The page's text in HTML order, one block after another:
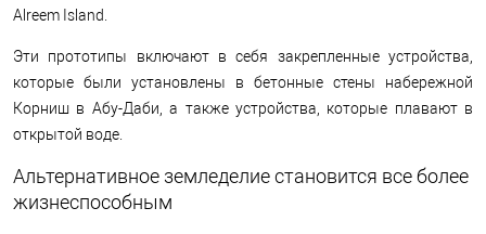
Alreem Island.
Эти прототипы включают в себя закрепленные устройства,
которые были установлены в бетонные стены набережной
Корниш в Абу-Даби, а также устройства, которые плавают в
открытой воде.
Альтернативное земледелие становится все более
жизнеспособным